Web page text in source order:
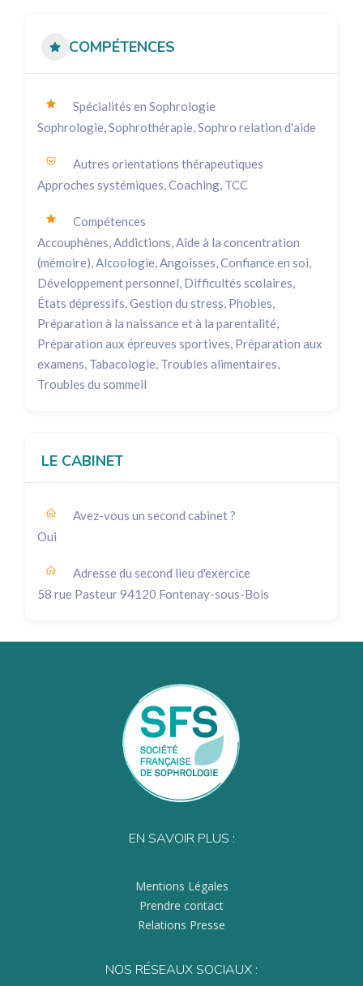
COMPÉTENCES
Spécialités en Sophrologie
Sophrologie, Sophrothérapie, Sophro relation d'aide
Autres orientations thérapeutiques
Approches systémiques, Coaching, TCC
Compétences
Accouphènes, Addictions, Aide à la concentration
(mémoire), Alcoologie, Angoisses, Confiance en soi,
Développement personnel, Difficultés scolaires,
États dépressifs, Gestion du stress, Phobies,
Préparation à la naissance et à la parentalité,
Préparation aux épreuves sportives, Préparation aux
examens, Tabacologie, Troubles alimentaires,
Troubles du sommeil
LE CABINET
Avez-vous un second cabinet ?
Oui
Adresse du second lieu d'exercice
58 rue Pasteur 94120 Fontenay-sous-Bois
EN SAVOIR PLUS :
Mentions Légales
Prendre contact
Relations Presse
NOS RÉSEAUX SOCIAUX :